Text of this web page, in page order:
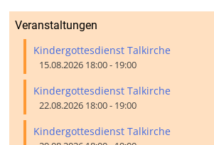
Veranstaltungen
Kindergottesdienst Talkirche
15.08.2026 18:00 - 19:00
Kindergottesdienst Talkirche
22.08.2026 18:00 - 19:00
Kindergottesdienst Talkirche